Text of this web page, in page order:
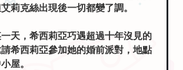
莉克絲出現後一切都變了調。
天，希西莉亞巧遇超過十年沒見的
希西莉亞參加她的婚前派對，地點
屋。